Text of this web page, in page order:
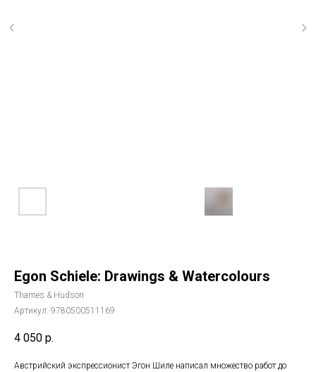
Egon Schiele: Drawings & Watercolours
Thames & Hudson
Артикул: 9780500511169
4 050 р.
Австрийский экспрессионист Эгон Шиле написал множество работ до